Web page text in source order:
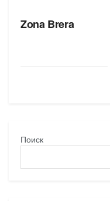
Zona Brera
Поиск